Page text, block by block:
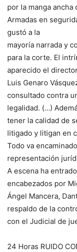
por la manga ancha
Armadas en
gustó a la
mayoría narrada y
para la corte. El
aparecido el
Luis Genaro
consultado contra
legalidad. (…)
tener la calidad de
litigado y litigan en
Todo va
representación
A escena ha
encabezados por
Ángel Mancera,
respaldo de la
con el Judicial de
24 Horas RUIDO